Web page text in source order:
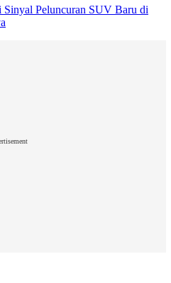
Sinyal Peluncuran SUV Baru di